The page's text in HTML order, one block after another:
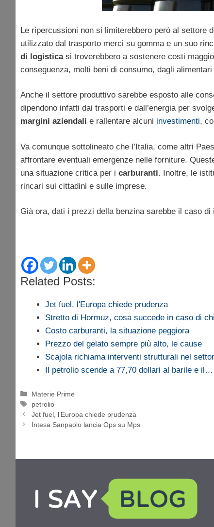
Le ripercussioni non si limiterebbero però al settore
utilizzato dal trasporto merci su gomma e un suo
di logisticasi troverebbero a sostenere costi
conseguenza, molti beni di consumo, dagli
Anche il settore produttivo sarebbe esposto alle
dipendono infatti dai trasporti e dall’energia per
margini aziendali e rallentare alcuni investimenti,
Va comunque sottolineato che l’Italia, come altri
affrontare eventuali emergenze nelle forniture.
una situazione critica per i carburanti. Inoltre, le
rincari sui cittadini e sulle imprese.
Già ora, dati i prezzi della benzina sarebbe il caso
Related Posts:
Jet fuel, l'Europa chiede prudenza
Stretto di Hormuz, cosa succede in caso di
Costo carburanti, la situazione peggiora
Prezzo del gelato sempre più alto, le cause
Scajola richiama interventi strutturali nel
Il petrolio scende a 77,70 dollari al barile e il…
Categorie
Materie Prime
Tag
petrolio
Jet fuel, l’Europa chiede prudenza
Intesa Sanpaolo lancia Ops su Mps